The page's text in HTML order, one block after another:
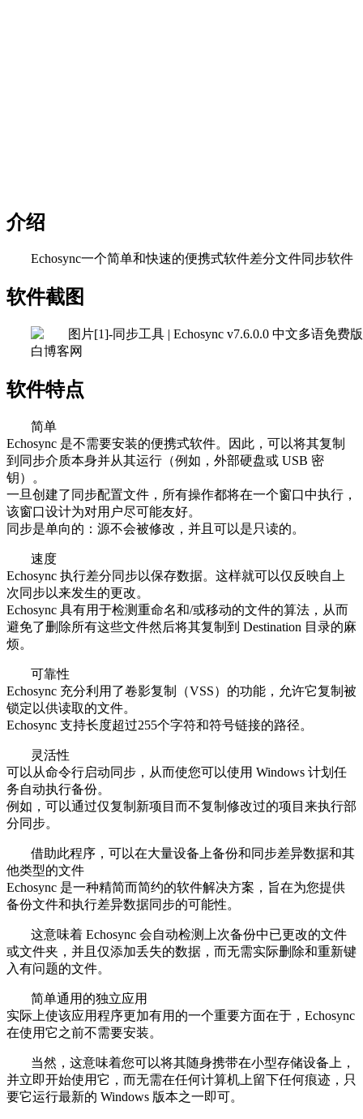
介绍
Echosync一个简单和快速的便携式软件差分文件同步软件
软件截图
软件特点
简单
Echosync 是不需要安装的便携式软件。因此，可以将其复制
到同步介质本身并从其运行（例如，外部硬盘或 USB 密
钥）。
一旦创建了同步配置文件，所有操作都将在一个窗口中执行，
该窗口设计为对用户尽可能友好。
同步是单向的：源不会被修改，并且可以是只读的。
速度
Echosync 执行差分同步以保存数据。这样就可以仅反映自上
次同步以来发生的更改。
Echosync 具有用于检测重命名和/或移动的文件的算法，从而
避免了删除所有这些文件然后将其复制到 Destination 目录的麻
烦。
可靠性
Echosync 充分利用了卷影复制（VSS）的功能，允许它复制被
锁定以供读取的文件。
Echosync 支持长度超过255个字符和符号链接的路径。
灵活性
可以从命令行启动同步，从而使您可以使用 Windows 计划任
务自动执行备份。
例如，可以通过仅复制新项目而不复制修改过的项目来执行部
分同步。
借助此程序，可以在大量设备上备份和同步差异数据和其
他类型的文件
Echosync 是一种精简而简约的软件解决方案，旨在为您提供
备份文件和执行差异数据同步的可能性。
这意味着 Echosync 会自动检测上次备份中已更改的文件
或文件夹，并且仅添加丢失的数据，而无需实际删除和重新键
入有问题的文件。
简单通用的独立应用
实际上使该应用程序更加有用的一个重要方面在于，Echosync
在使用它之前不需要安装。
当然，这意味着您可以将其随身携带在小型存储设备上，
并立即开始使用它，而无需在任何计算机上留下任何痕迹，只
要它运行最新的 Windows 版本之一即可。